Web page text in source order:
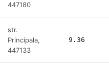
447180
str.
Principala,
447133
9.36